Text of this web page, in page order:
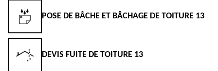
POSE DE BÂCHE ET BÂCHAGE DE TOITURE 13
DEVIS FUITE DE TOITURE 13